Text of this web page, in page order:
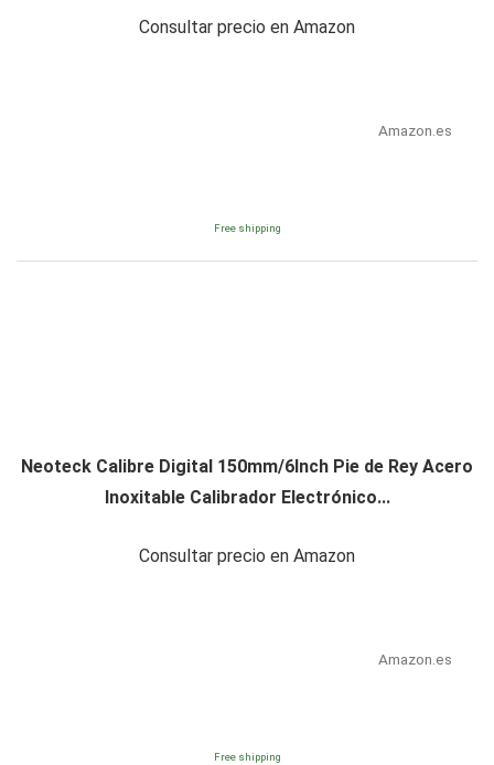
Consultar precio en Amazon
Amazon.es
Free shipping
Neoteck Calibre Digital 150mm/6Inch Pie de Rey Acero
Inoxitable Calibrador Electrónico...
Consultar precio en Amazon
Amazon.es
Free shipping